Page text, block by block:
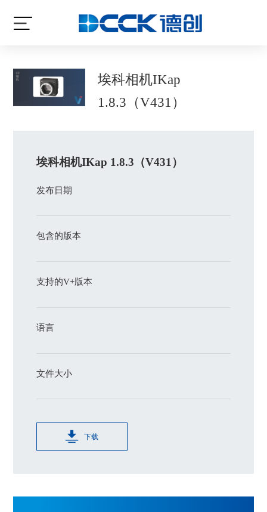
埃科相机IKap
1.8.3（V431）
埃科相机IKap 1.8.3（V431）
发布日期
包含的版本
支持的V+版本
语言
文件大小
下载